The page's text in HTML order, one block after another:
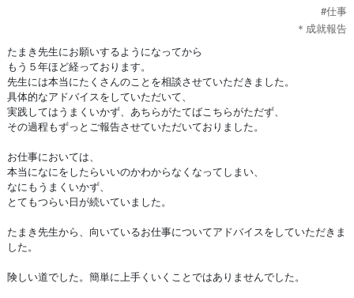
#仕事
＊成就報告
たまき先生にお願いするようになってから
もう５年ほど経っております。
先生には本当にたくさんのことを相談させていただきました。
具体的なアドバイスをしていただいて、
実践してはうまくいかず、あちらがたてばこちらがただず、
その過程もずっとご報告させていただいておりました。
お仕事においては、
本当になにをしたらいいのかわからなくなってしまい、
なにもうまくいかず、
とてもつらい日が続いていました。
たまき先生から、向いているお仕事についてアドバイスをしていただきま
した。
険しい道でした。簡単に上手くいくことではありませんでした。